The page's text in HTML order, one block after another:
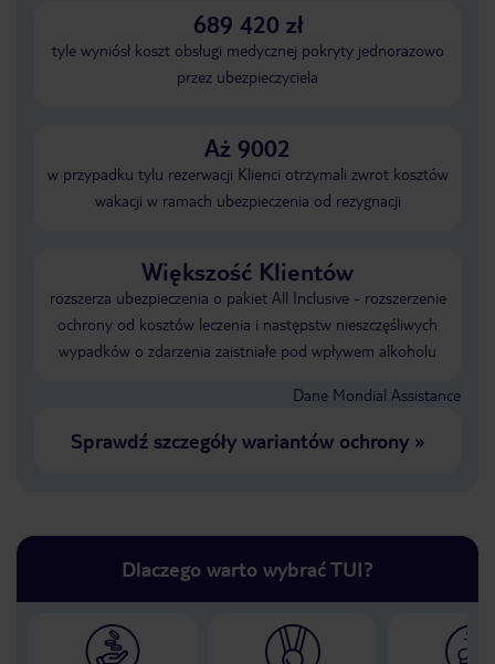
689 420 zł
tyle wyniósł koszt obsługi medycznej pokryty jednorazowo
przez ubezpieczyciela
Aż 9002
w przypadku tylu rezerwacji Klienci otrzymali zwrot kosztów
wakacji w ramach ubezpieczenia od rezygnacji
Większość Klientów
rozszerza ubezpieczenia o pakiet All Inclusive - rozszerzenie
ochrony od kosztów leczenia i następstw nieszczęśliwych
wypadków o zdarzenia zaistniałe pod wpływem alkoholu
Dane Mondial Assistance
Sprawdź szczegóły wariantów ochrony»
Dlaczego warto wybrać TUI?